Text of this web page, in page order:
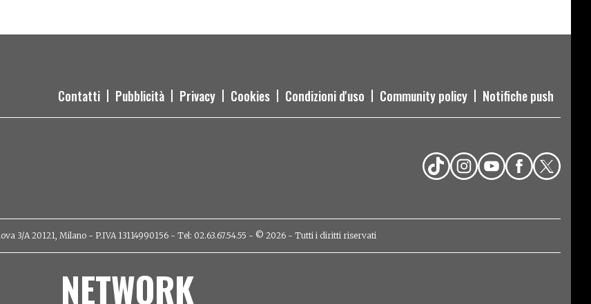
Contatti Pubblicità Privacy Cookies Condizioni d'uso Community policy Notifiche push
3/A 20121, Milano - P.IVA 13114990156 - Tel: 02.63.67.54.55 - © 2026 - Tutti i diritti riservati
NETWORK